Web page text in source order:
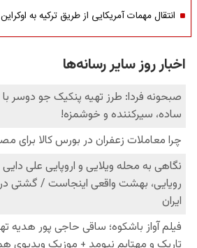
انتقال مهمات آمریکایی از طریق ترکیه به اوکراین